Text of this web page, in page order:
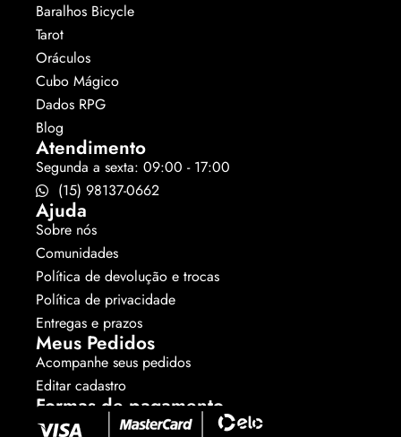
Baralhos Bicycle
Tarot
Oráculos
Cubo Mágico
Dados RPG
Blog
Atendimento
Segunda a sexta: 09:00 - 17:00
(15) 98137-0662
Ajuda
Sobre nós
Comunidades
Política de devolução e trocas
Política de privacidade
Entregas e prazos
Meus Pedidos
Acompanhe seus pedidos
Editar cadastro
Formas de pagamento